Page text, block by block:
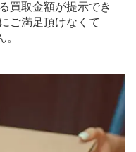
買取金額が提示でき
ご満足頂けなくて